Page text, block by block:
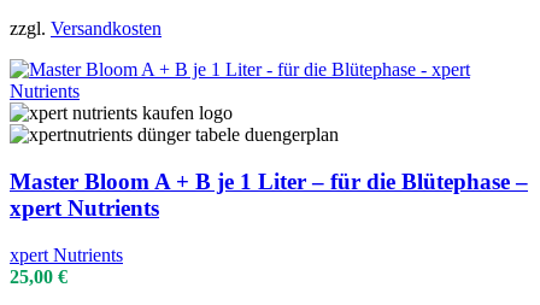
zzgl. Versandkosten
Master Bloom A + B je 1 Liter – für die Blütephase –
xpert Nutrients
xpert Nutrients
25,00 €